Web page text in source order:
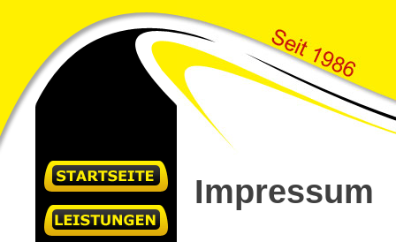
Impressum